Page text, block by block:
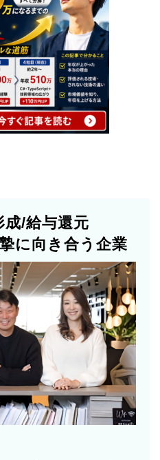
/給与還元
に向き合う企業